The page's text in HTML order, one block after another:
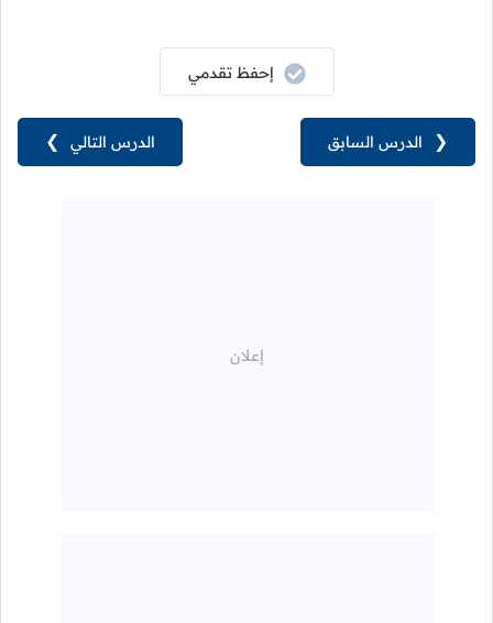
الدرس التالي ❯
إحفظ تقدمي
❮ الدرس السابق